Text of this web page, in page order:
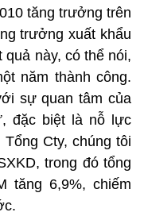
tăng trưởng trên
trưởng xuất khẩu
này, có thể nói,
năm thành công.
sự quan tâm của
đặc biệt là nỗ lực
Cty, chúng tôi
trong đó tổng
tăng 6,9%, chiếm